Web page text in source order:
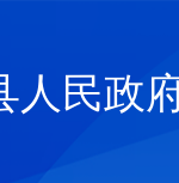
人民政